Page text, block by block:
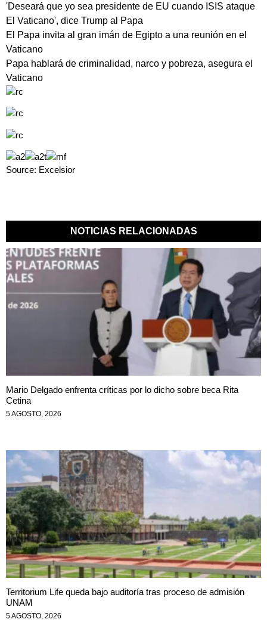
'Deseará que yo sea presidente de EU cuando ISIS ataque
El Vaticano', dice Trump al Papa
El Papa invita al gran imán de Egipto a una reunión en el
Vaticano
Papa hablará de criminalidad, narco y pobreza, asegura el
Vaticano
Source: Excelsior
NOTICIAS RELACIONADAS
Mario Delgado enfrenta críticas por lo dicho sobre beca Rita
Cetina
5 AGOSTO, 2026
Territorium Life queda bajo auditoría tras proceso de admisión
UNAM
5 AGOSTO, 2026